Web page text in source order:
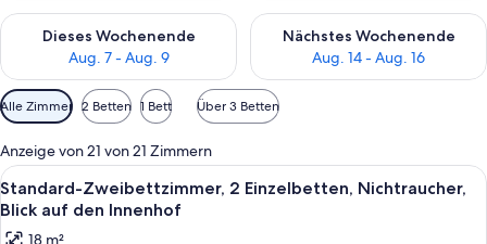
Dieses Wochenende
Aug. 7 - Aug. 9
Überprüfe die Verfügbarkeit für dieses Wochenende, Aug. 7
Nächstes Wochenende
Aug. 14 - Aug. 16
Überprüfe die Verfügbarkeit
Verfügbare
Filter
für
Zimmer
Alle Zimmer 2 Betten 1 Bett Über 3 Betten
Anzeige von 21 von 21 Zimmern
Alle
Fotos
für
Ein Hotelzimmer mit einem großen
9
Standard-Zweibettzimmer, 2 Einzelbetten, Nichtraucher,
Blick auf den Innenhof
18 m²